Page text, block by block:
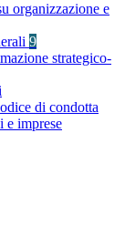
organizzazione e
9
strategico-
di condotta
e imprese